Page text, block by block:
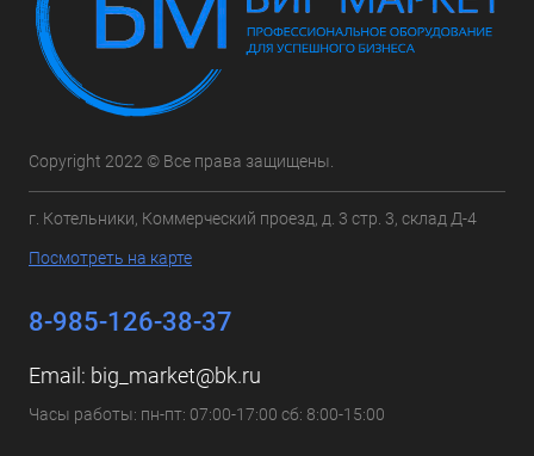
Copyright 2022 © Все права защищены.
г. Котельники, Коммерческий проезд, д. 3 стр. 3, склад Д-4
Посмотреть на карте
8-985-126-38-37
Email: big_market@bk.ru
Часы работы: пн-пт: 07:00-17:00 сб: 8:00-15:00